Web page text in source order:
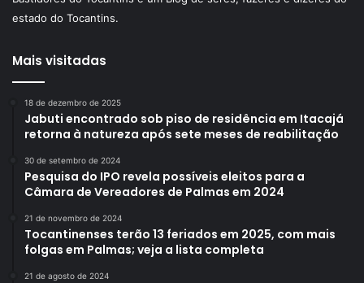
estado do Tocantins.
Mais visitadas
18 de dezembro de 2025
Jabuti encontrado sob piso de residência em Itacajá
retorna à natureza após sete meses de reabilitação
30 de setembro de 2024
Pesquisa do IPO revela possíveis eleitos para a
Câmara de Vereadores de Palmas em 2024
21 de novembro de 2024
Tocantinenses terão 13 feriados em 2025, com mais
folgas em Palmas; veja a lista completa
21 de agosto de 2024